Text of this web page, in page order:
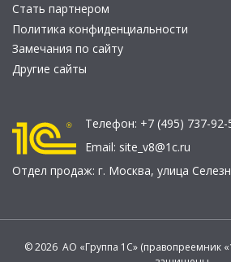
Стать партнером
Политика конфиденциальности
Замечания по сайту
Другие сайты
Телефон: +7 (495) 737-92-
Email: site_v8@1c.ru
Отдел продаж: г. Москва, улица
© 2026 АО «Группа 1С» (правопреемник